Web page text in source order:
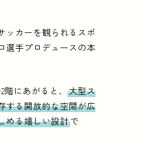
ッカーを観られるスポ
選手プロデュースの本
階にあがると、大型ス
する開放的な空間が広
める嬉しい設計で